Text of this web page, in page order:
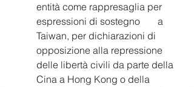
entità come rappresaglia per
espressioni di sostegno 	a
Taiwan, per dichiarazioni di
opposizione alla repressione
delle libertà civili da parte della
Cina a Hong Kong o della